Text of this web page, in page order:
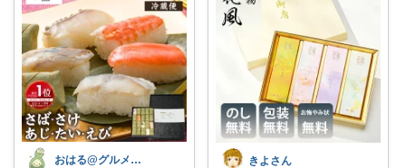
おはる@グルメ番長 きよさん